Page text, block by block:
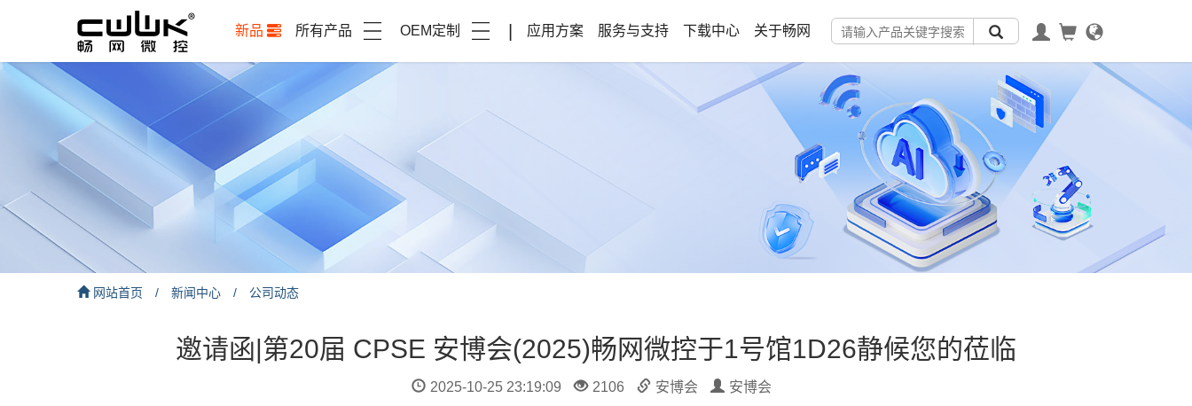
新品 所有产品 OEM定制 应用方案 服务与支持 下载中心 关于畅网
网站首页 / 新闻中心 / 公司动态
邀请函|第20届 CPSE 安博会(2025)畅网微控于1号馆1D26静候您的莅临
2025-10-25 23:19:09 2106 安博会 安博会